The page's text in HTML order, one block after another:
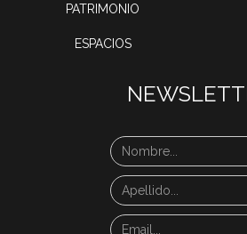
PATRIMONIO
ESPACIOS